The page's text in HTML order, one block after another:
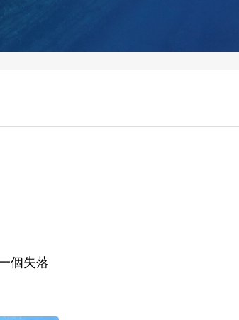
個失落